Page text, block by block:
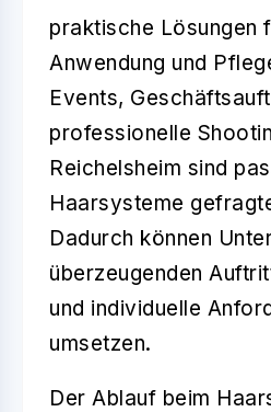
praktische Lösungen
Anwendung und
Events,
professionelle
Reichelsheim sind
Haarsysteme
Dadurch können
überzeugenden
und individuelle
umsetzen.
Der Ablauf beim